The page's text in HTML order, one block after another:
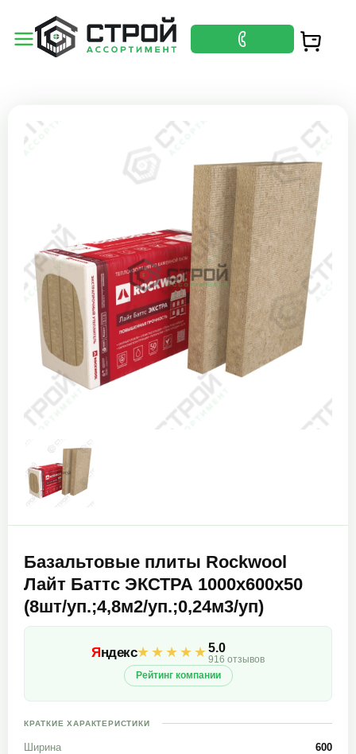
Базальтовые плиты Rockwool
Лайт Баттс ЭКСТРА 1000х600х50
(8шт/уп.;4,8м2/уп.;0,24м3/уп)
Яндекс★★★★★5.0
916 отзывов
Рейтинг компании
КРАТКИЕ ХАРАКТЕРИСТИКИ
Ширина
600